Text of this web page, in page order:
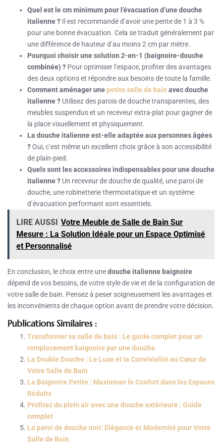
Quel est le cm minimum pour l’évacuation d’une douche
italienne ? Il est recommandé d’avoir une pente de 1 à 3 %
pour une bonne évacuation. Cela se traduit généralement par
une différence de hauteur d’au moins 2 cm par mètre.
Pourquoi choisir une solution 2-en-1 (baignoire-douche
combinée) ? Pour optimiser l’espace, profiter des avantages
des deux options et répondre aux besoins de toute la famille.
Comment aménager unepetite salle de bain avec douche
italienne ? Utilisez des parois de douche transparentes, des
meubles suspendus et un receveur extra-plat pour gagner de
la place visuellement et physiquement.
La douche italienne est-elle adaptée aux personnes âgées
?Oui, c’est même un excellent choix grâce à son accessibilité
de plain-pied.
Quels sont les accessoires indispensables pour une douche
italienne ? Un receveur de douche de qualité, une paroi de
douche, une robinetterie thermostatique et un système
d’évacuation performant sont essentiels.
LIRE AUSSI Votre Meuble de Salle de Bain Sur
Mesure : La Solution Idéale pour un Espace Optimisé
et Personnalisé
En conclusion, le choix entre unedouche italienne baignoire
dépend de vos besoins, de votre style de vie et de la configuration de
votre salle de bain. Pensez à peser soigneusement les avantages et
les inconvénients de chaque option avant de prendre votre décision.
Publications Similaires :
Transformer sa salle de bain : Le guide complet pour un
remplacement baignoire par une douche
La Double Douche : Le Luxe et la Convivialité au Cœur de
Votre Salle de Bain
La Baignoire Petite : Maximiser le Confort dans les Espaces
Réduits
Profitez du plein air avec une douche extérieure : Guide
complet
La paroi de douche noir: Élégance et Modernité pour Votre
Salle de Bain